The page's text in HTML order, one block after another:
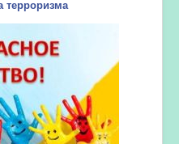
терроризма